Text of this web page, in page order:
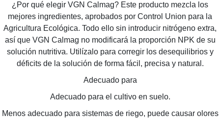
¿Por qué elegir VGN Calmag? Este producto mezcla los
mejores ingredientes, aprobados por Control Union para la
Agricultura Ecológica. Todo ello sin introducir nitrógeno extra,
así que VGN Calmag no modificará la proporción NPK de su
solución nutritiva. Utilízalo para corregir los desequilibrios y
déficits de la solución de forma fácil, precisa y natural.
Adecuado para
Adecuado para el cultivo en suelo.
Menos adecuado para sistemas de riego, puede causar olores